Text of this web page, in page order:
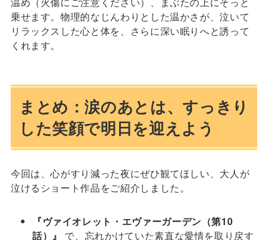
乗せます。物理的なじんわりとした温かさが、泣いて
リラックスした心と体を、さらに深い眠りへと誘って
くれます。
まとめ：涙のあとは、すっきり
した笑顔で明日を迎えよう
今回は、心がすり減った夜にぜひ観てほしい、大人が
泣けるショート作品をご紹介しました。
『ヴァイオレット・エヴァーガーデン（第10
話）』
で、忘れかけていた素直な愛情を取り戻す